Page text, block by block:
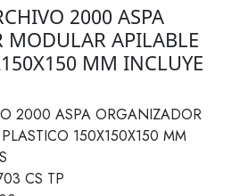
2000 ASPA
MODULAR APILABLE
MM INCLUYE
2000 ASPA ORGANIZADOR
150X150X150 MM
CS TP